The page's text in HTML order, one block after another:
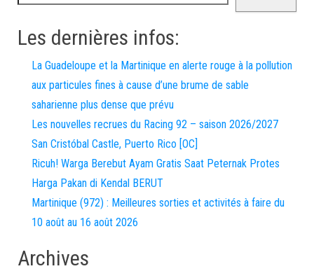
Les dernières infos:
La Guadeloupe et la Martinique en alerte rouge à la pollution
aux particules fines à cause d’une brume de sable
saharienne plus dense que prévu
Les nouvelles recrues du Racing 92 – saison 2026/2027
San Cristóbal Castle, Puerto Rico [OC]
Ricuh! Warga Berebut Ayam Gratis Saat Peternak Protes
Harga Pakan di Kendal BERUT
Martinique (972) : Meilleures sorties et activités à faire du
10 août au 16 août 2026
Archives